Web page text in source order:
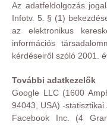
Az adatfeldolgozás
Infotv. 5. § (1)
az elektronikus
információs
kérdéseiről szóló 2001.
További adatkezelők
Google LLC (1600
94043, USA) -statisztikai
Facebook Inc. (4